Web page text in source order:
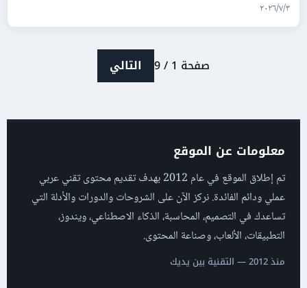
٣‏/٧‏/٢٠٢٦
صفحة 1 / 9 التالي
معلومات عن الموقع
تم إطلاق الموقع في عام 2012 بهدف تقديم محتوى تقني عربي
عملي ودائم الفائدة. نركز الآن على الشروحات والدورات والأدلة التي
تساعدك في التصميم، المحاسبة، الذكاء الاصطناعي، ويندوز،
التطبيقات، الألعاب، وصناعة المحتوى.
منذ 2012 — التقنية بين يديك